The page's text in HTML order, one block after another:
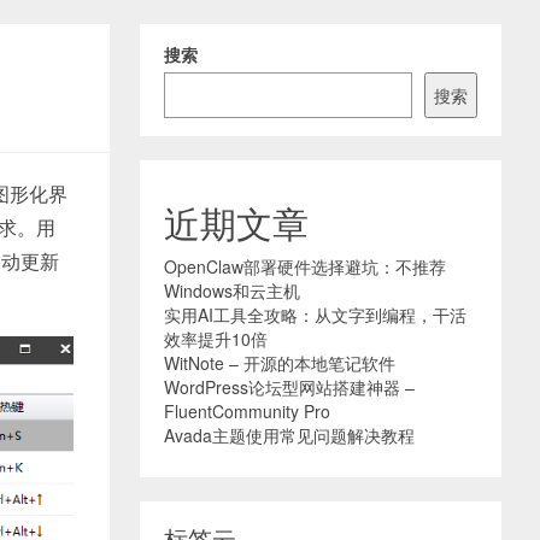
形化界
。用
更新
搜索
搜索
近期文章
OpenClaw部署硬件选择避坑：不推荐
Windows和云主机
实用AI工具全攻略：从文字到编程，干活
效率提升10倍
WitNote – 开源的本地笔记软件
WordPress论坛型网站搭建神器 –
FluentCommunity Pro
Avada主题使用常见问题解决教程